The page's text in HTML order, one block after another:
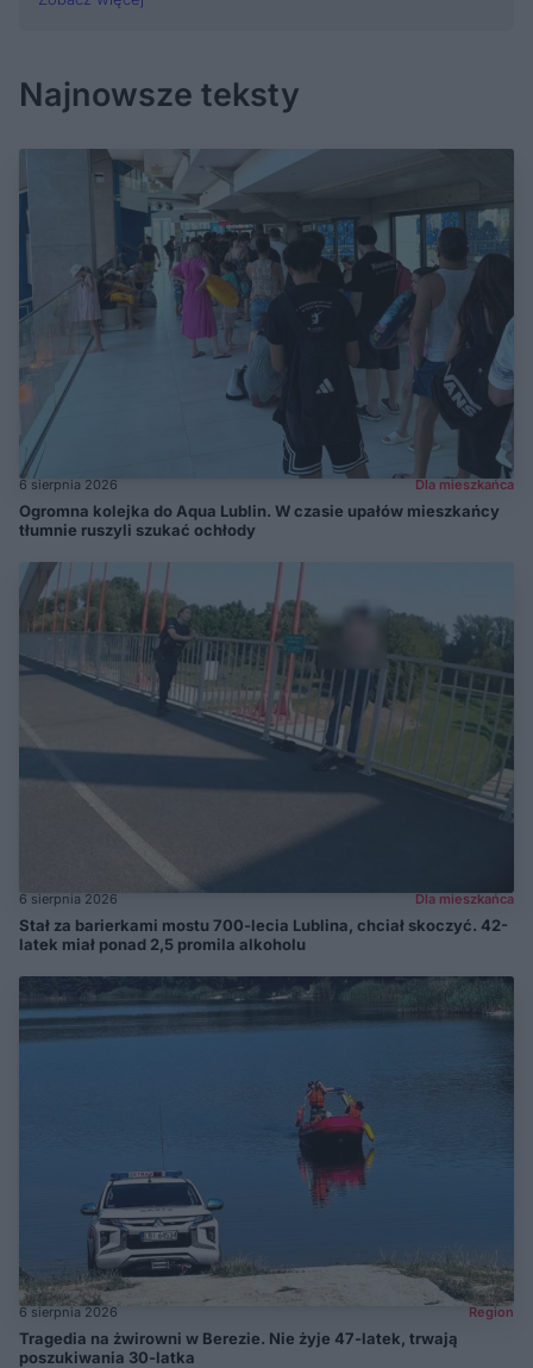
Najnowsze teksty
6 sierpnia 2026 Dla mieszkańca
Ogromna kolejka do Aqua Lublin. W czasie upałów mieszkańcy
tłumnie ruszyli szukać ochłody
6 sierpnia 2026 Dla mieszkańca
Stał za barierkami mostu 700-lecia Lublina, chciał skoczyć. 42-
latek miał ponad 2,5 promila alkoholu
6 sierpnia 2026 Region
Tragedia na żwirowni w Berezie. Nie żyje 47-latek, trwają
poszukiwania 30-latka